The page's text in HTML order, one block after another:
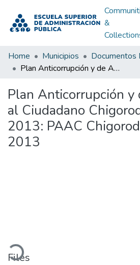
&
Home Municipios
Documentos
Plan Anticorrupción y de Atención al Ciudadano Chigorodó Antioquia 2013: PAAC Chigorodó Antioquia 2013
Plan Anticorrupción y
al Ciudadano
2013: PAAC
2013
Files